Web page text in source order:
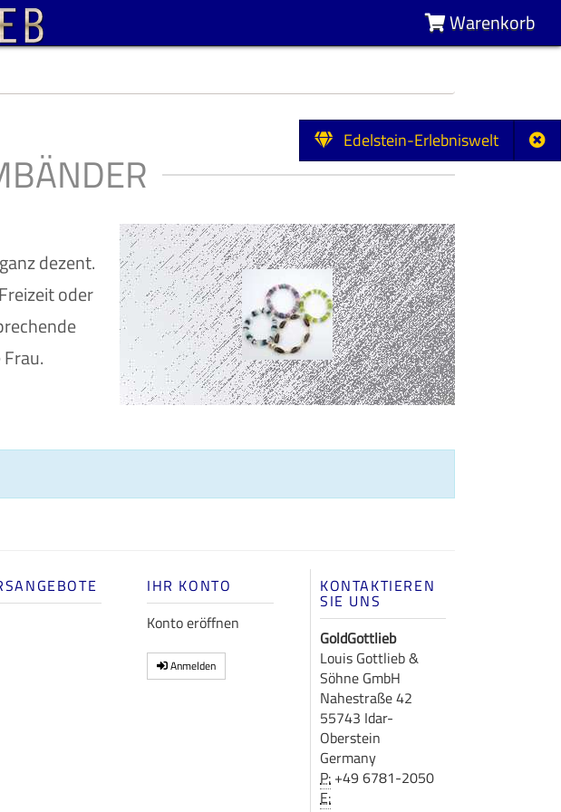
Edelstein-Erlebniswelt
Warenkorb
dezent.
oder
IHR KONTO
Konto eröffnen
Anmelden
KONTAKTIEREN
SIE UNS
GoldGottlieb
Louis Gottlieb &
Söhne GmbH
Nahestraße 42
55743 Idar-
Oberstein
Germany
P: +49 6781-2050
E: